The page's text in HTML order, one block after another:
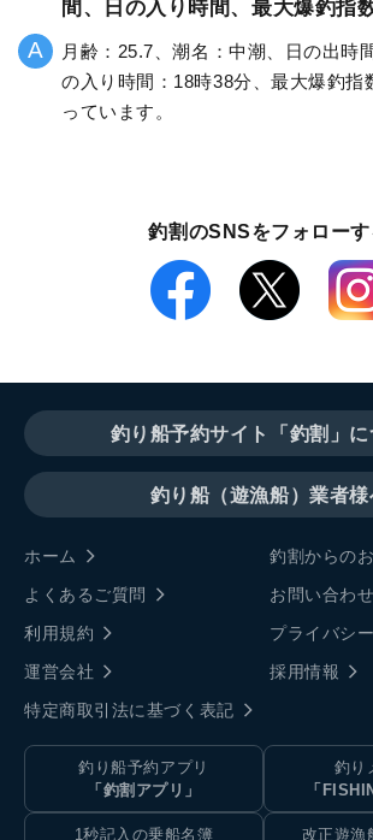
間、日の入り時間、最大爆釣指
月齢：25.7、潮名：中潮、日の出時
の入り時間：18時38分、最大爆釣指
っています。
釣割のSNSをフォローす
釣り船予約サイト「釣割」に
釣り船（遊漁船）業者様
ホーム
釣割からの
よくあるご質問
お問い合わせ
利用規約
プライバシ
運営会社
採用情報
特定商取引法に基づく表記
釣り船予約アプリ
「釣割アプリ」
釣り
「
1秒記入の乗船名簿
改正遊漁